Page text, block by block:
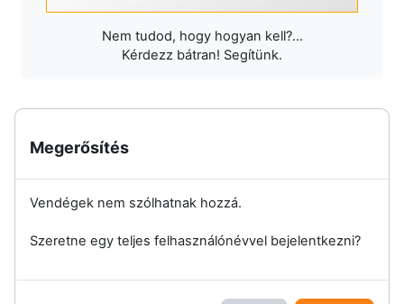
Nem tudod, hogy hogyan kell?...
Kérdezz bátran! Segítünk.
Megerősítés
Vendégek nem szólhatnak hozzá.
Szeretne egy teljes felhasználónévvel bejelentkezni?